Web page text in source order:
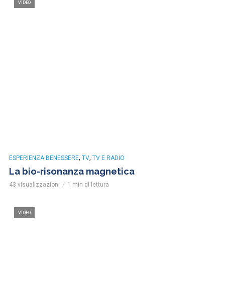
VIDEO
ESPERIENZA BENESSERE, TV, TV E RADIO
La bio-risonanza magnetica
43 visualizzazioni 1 min di lettura
VIDEO